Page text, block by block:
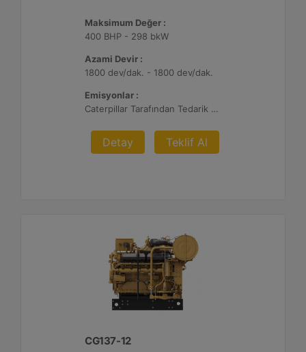
Maksimum Değer :
400 BHP - 298 bkW
Azami Devir :
1800 dev/dak. - 1800 dev/dak.
Emisyonlar :
Caterpillar Tarafından Tedarik Edilen veya Müşteri Tarafından Sağlanan Atık Arıtma ile NSPS Saha Uyumluluğuna Sahiptir, %0,5 O2 Ayar Noktası
Detay Teklif Al
CG137-12